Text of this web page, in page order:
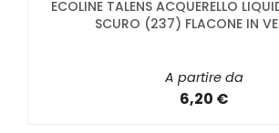
ECOLINE TALENS ACQUERELLO
SCURO (237) FLACONE IN
A partire da
6,20 €